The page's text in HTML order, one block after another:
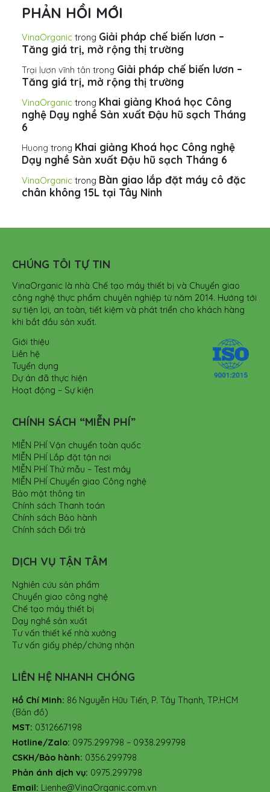
PHẢN HỒI MỚI
VinaOrganic trong Giải pháp chế biến lươn –
Tăng giá trị, mở rộng thị trường
Trại lươn vĩnh tân trong Giải pháp chế biến lươn –
Tăng giá trị, mở rộng thị trường
VinaOrganic trong Khai giảng Khoá học Công
nghệ Dạy nghề Sản xuất Đậu hũ sạch Tháng
6
Huong trong Khai giảng Khoá học Công nghệ
Dạy nghề Sản xuất Đậu hũ sạch Tháng 6
VinaOrganic trong Bàn giao lắp đặt máy cô đặc
chân không 15L tại Tây Ninh
CHÚNG TÔI TỰ TIN
VinaOrganic là nhà Chế tạo máy thiết bị và Chuyển giao
công nghệ thực phẩm chuyên nghiệp từ năm 2014. Hướng tới
sự tiện lợi, an toàn, tiết kiệm và phát triển cho khách hàng
khi bắt đầu sản xuất.
Giới thiệu
Liên hệ
Tuyển dụng
Dự án đã thực hiện
Hoạt động – Sự kiện
CHÍNH SÁCH “MIỄN PHÍ”
MIỄN PHÍ Vận chuyển toàn quốc
MIỄN PHÍ Lắp đặt tận nơi
MIỄN PHÍ Thử mẫu – Test máy
MIỄN PHÍ Chuyển giao Công nghệ
Bảo mật thông tin
Chính sách Thanh toán
Chính sách Bảo hành
Chính sách Đổi trả
DỊCH VỤ TẬN TÂM
Nghiên cứu sản phẩm
Chuyển giao công nghệ
Chế tạo máy thiết bị
Dạy nghề sản xuất
Tư vấn thiết kế nhà xưởng
Tư vấn giấy phép/chứng nhận
LIÊN HỆ NHANH CHÓNG
Hồ Chí Minh: 86 Nguyễn Hữu Tiến, P. Tây Thạnh, TP.HCM
(Bản đồ)
MST: 0312667198
Hotline/Zalo: 0975.299798 – 0938.299798
CSKH/Bảo hành: 0356.299798
Phản ánh dịch vụ: 0975.299798
Email: Lienhe@VinaOrganic.com.vn